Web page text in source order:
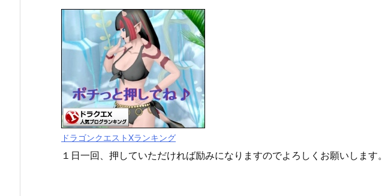
ドラゴンクエストXランキング
１日一回、押していただければ励みになりますのでよろしくお願いします。